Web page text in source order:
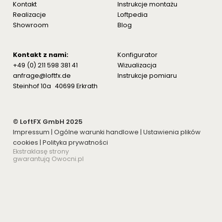
Kontakt z nami:
+49 (0) 211 598 381 41
anfrage@loftfx.de
Steinhof 10a 40699 Erkrath
Kontakt
Realizacje
Showroom
Konfigurator
Wizualizacja
Instrukcje pomiaru
Instrukcje montażu
Loftpedia
Blog
© LoftFX GmbH 2025
Impressum | Ogólne warunki handlowe | Ustawienia plików
cookies | Polityka prywatności
Ekstraklasę strony
gwarantują Owocni.pl